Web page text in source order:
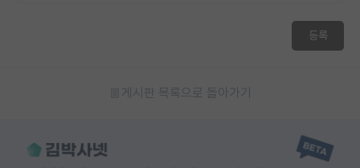
등록
게시판 목록으로 돌아가기